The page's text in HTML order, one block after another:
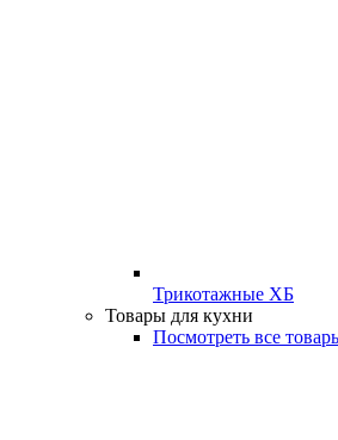
Трикотажные ХБ
Товары для кухни
Посмотреть все